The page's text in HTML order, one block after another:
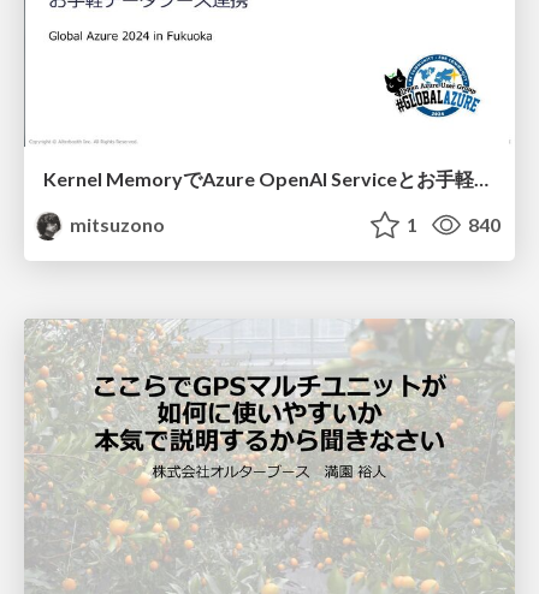
Kernel MemoryでAzure OpenAI Serviceとお手軽データソース連携
mitsuzono
1 840